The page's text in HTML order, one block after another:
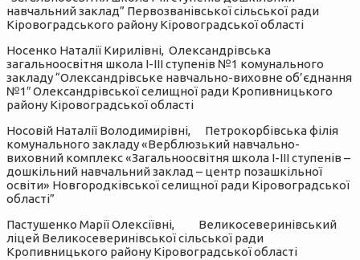
навчальний заклад” Первозванівської сільської ради
Кіровоградського району Кіровоградської області
Носенко Наталії Кирилівні, Олександрівська
загальноосвітня школа І-ІІІ ступенів №1 комунального
закладу “Олександрівське навчально-виховне об’єднання
№1″ Олександрівської селищної ради Кропивницького
району Кіровоградської області
Носовій Наталії Володимирівні, Петрокорбівська філія
комунального закладу «Верблюзький навчально-
виховний комплекс «Загальноосвітня школа І-ІІІ ступенів –
дошкільний навчальний заклад – центр позашкільної
освіти» Новгородківської селищної ради Кіровоградської
області”
Пастушенко Марії Олексіївні, Великосеверинівський
ліцей Великосеверинівської сільської ради
Кропивницького району Кіровоградської області